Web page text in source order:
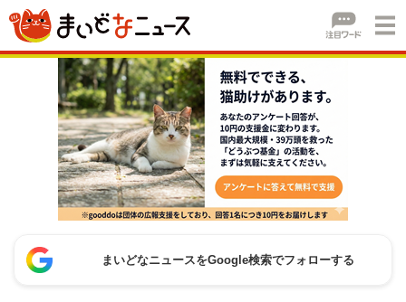
まいどなニュースをGoogle検索でフォローする